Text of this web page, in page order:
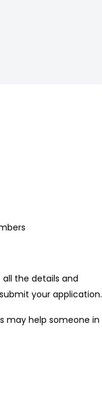
the details and
your application.
may help someone in